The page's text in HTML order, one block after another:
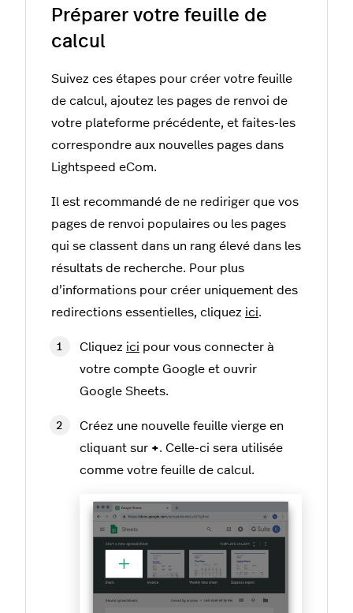
Préparer votre feuille de
calcul
Suivez ces étapes pour créer votre feuille
de calcul, ajoutez les pages de renvoi de
votre plateforme précédente, et faites-les
correspondre aux nouvelles pages dans
Lightspeed eCom.
Il est recommandé de ne rediriger que vos
pages de renvoi populaires ou les pages
qui se classent dans un rang élevé dans les
résultats de recherche. Pour plus
d’informations pour créer uniquement des
redirections essentielles, cliquez ici.
Cliquez ici pour vous connecter à
votre compte Google et ouvrir
Google Sheets.
Créez une nouvelle feuille vierge en
cliquant sur +. Celle-ci sera utilisée
comme votre feuille de calcul.